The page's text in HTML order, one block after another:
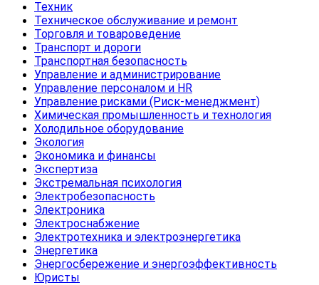
Техник
Техническое обслуживание и ремонт
Торговля и товароведение
Транспорт и дороги
Транспортная безопасность
Управление и администрирование
Управление персоналом и HR
Управление рисками (Риск-менеджмент)
Химическая промышленность и технология
Холодильное оборудование
Экология
Экономика и финансы
Экспертиза
Экстремальная психология
Электробезопасность
Электроника
Электроснабжение
Электротехника и электроэнергетика
Энергетика
Энергосбережение и энергоэффективность
Юристы